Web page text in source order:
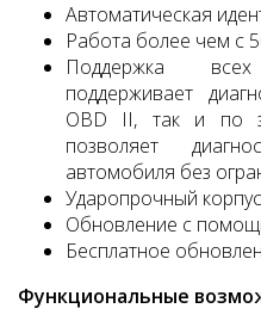
Автоматическая
Работа более чем с
Поддержка
поддерживает
OBD II, так и по
позволяет
автомобиля без
Ударопрочный
Обновление с
Бесплатное
Функциональные